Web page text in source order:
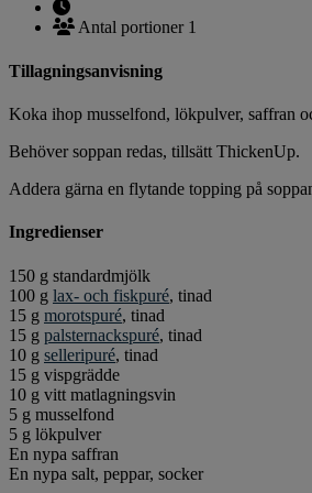
Antal portioner 1
Tillagningsanvisning
Koka ihop musselfond, lökpulver, saffran
Behöver soppan redas, tillsätt ThickenUp.
Addera gärna en flytande topping på
Ingredienser
150 g standardmjölk
100 g lax- och fiskpuré, tinad
15 g morotspuré, tinad
15 g palsternackspuré, tinad
10 g selleripuré, tinad
15 g vispgrädde
10 g vitt matlagningsvin
5 g musselfond
5 g lökpulver
En nypa saffran
En nypa salt, peppar, socker